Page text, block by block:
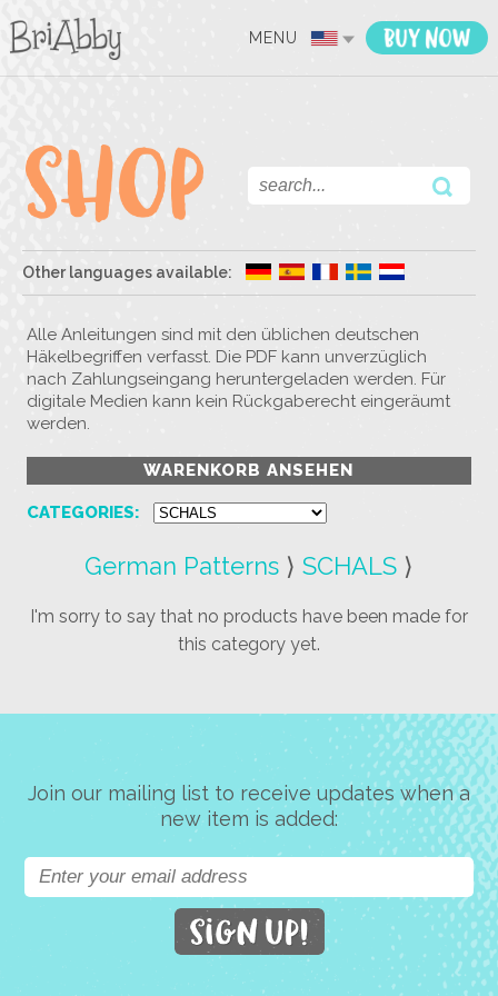
MENU
Other languages available:
Alle Anleitungen sind mit den üblichen deutschen
Häkelbegriffen verfasst. Die PDF kann unverzüglich
nach Zahlungseingang heruntergeladen werden. Für
digitale Medien kann kein Rückgaberecht eingeräumt
werden.
WARENKORB ANSEHEN
CATEGORIES:
German Patterns⟩ SCHALS⟩
I'm sorry to say that no products have been made for
this category yet.
Join our mailing list to receive updates when a
new item is added: